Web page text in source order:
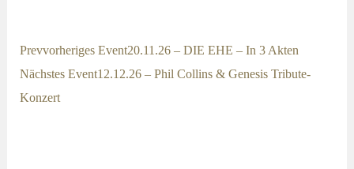
Prevvorheriges Event20.11.26 – DIE EHE – In 3 Akten
Nächstes Event12.12.26 – Phil Collins & Genesis Tribute-
Konzert